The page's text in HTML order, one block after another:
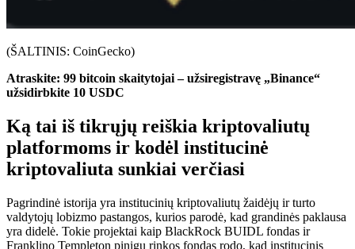
(ŠALTINIS: CoinGecko)
Atraskite: 99 bitcoin skaitytojai – užsiregistravę „Binance“
užsidirbkite 10 USDC
Ką tai iš tikrųjų reiškia kriptovaliutų
platformoms ir kodėl institucinė
kriptovaliuta sunkiai verčiasi
Pagrindinė istorija yra institucinių kriptovaliutų žaidėjų ir turto
valdytojų lobizmo pastangos, kurios parodė, kad grandinės paklausa
yra didelė. Tokie projektai kaip BlackRock BUIDL fondas ir
Franklino Templeton pinigų rinkos fondas rodo, kad institucinis